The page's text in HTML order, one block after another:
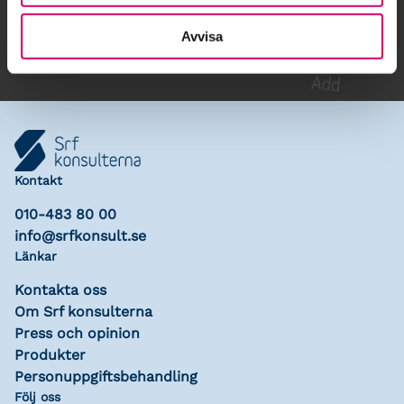
Avvisa
Lägg till i kalender
Kontakt
010-483 80 00
info@srfkonsult.se
Länkar
Kontakta oss
Om Srf konsulterna
Press och opinion
Produkter
Personuppgiftsbehandling
Följ oss